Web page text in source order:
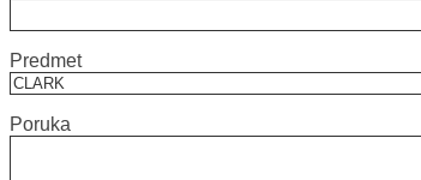
Predmet
Poruka